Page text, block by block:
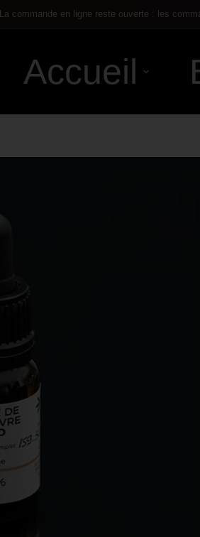
La commande en ligne reste ouverte : les
Accueil